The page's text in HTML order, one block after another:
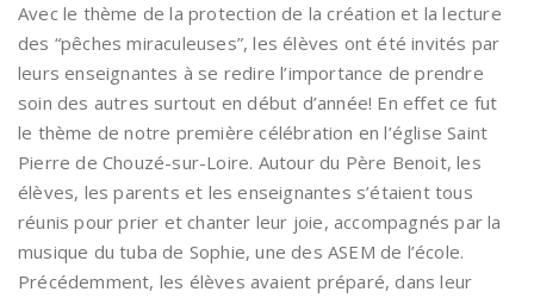
Avec le thème de la protection de la création et la lecture
des “pêches miraculeuses”, les élèves ont été invités par
leurs enseignantes à se redire l’importance de prendre
soin des autres surtout en début d’année! En effet ce fut
le thème de notre première célébration en l’église Saint
Pierre de Chouzé-sur-Loire. Autour du Père Benoit, les
élèves, les parents et les enseignantes s’étaient tous
réunis pour prier et chanter leur joie, accompagnés par la
musique du tuba de Sophie, une des ASEM de l’école.
Précédemment, les élèves avaient préparé, dans leur